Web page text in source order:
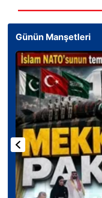
Günün Manşetleri